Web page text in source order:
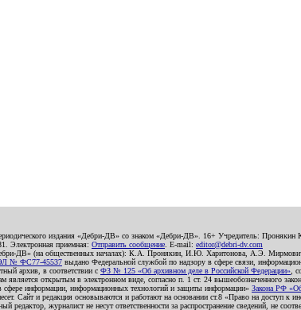
издания «Дебри-ДВ» со знаком «Дебри-ДВ». 16+ Учредитель:
Электронная приемная: Отправить сообщение . E-mail: editor@debri-dv.com
«Дебри-ДВ» (на общественных началах): К.А. Пронякин, И.Ю. Харитонова,
№ ФС77-45537 выдано Федеральной службой по надзору в сфере связи,
архив, в соответствии с ФЗ № 125 «Об архивном деле в Российской Федерации» ,
открытым в электронном виде, согласно п. 1 ст. 24 вышеобозначенного
сфере информации, информационных технологий и защиты информации» Закона РФ
Сайт и редакция основываются и работают на основании ст.8 «Право на доступ к
журналист не несут ответственности за распространение сведений, не